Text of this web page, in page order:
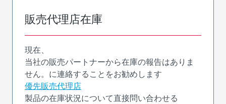
販売代理店在庫
現在、
当社の販売パートナーから在庫の報告はありま
せん。に連絡することをお勧めします
優先販売代理店
製品の在庫状況について直接問い合わせる